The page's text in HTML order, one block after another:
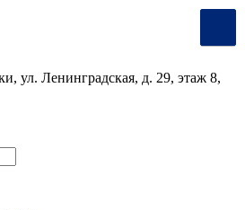
ул. Ленинградская, д. 29, этаж 8,